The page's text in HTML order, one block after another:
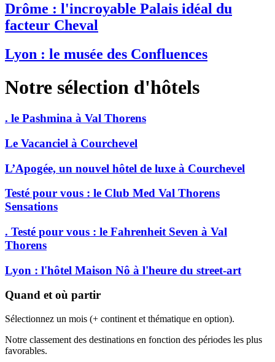
Drôme : l'incroyable Palais idéal du
facteur Cheval
Lyon : le musée des Confluences
Notre sélection d'hôtels
. le Pashmina à Val Thorens
Le Vacanciel à Courchevel
L’Apogée, un nouvel hôtel de luxe à Courchevel
Testé pour vous : le Club Med Val Thorens
Sensations
. Testé pour vous : le Fahrenheit Seven à Val
Thorens
Lyon : l'hôtel Maison Nô à l'heure du street-art
Quand et où partir
Sélectionnez un mois (+ continent et thématique en option).
Notre classement des destinations en fonction des périodes les plus
favorables.